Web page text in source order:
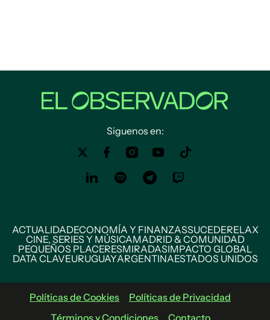
Siguenos en:
ACTUALIDADECONOMÍA Y FINANZASSUCEDERELAX
CINE, SERIES Y MÚSICAMADRID & COMUNIDAD
PEQUEÑOS PLACERESMIRADASIMPACTO GLOBAL
DATA CLAVEURUGUAYARGENTINAESTADOS UNIDOS
Políticas de Cookies
Políticas de Privacidad